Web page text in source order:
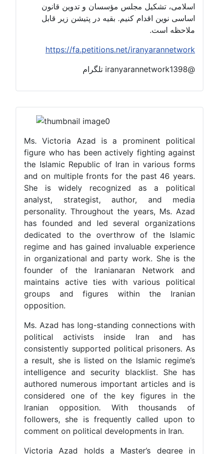
Ms. Victoria Azad is a
figure who has been actively
the Islamic Republic of Iran in
and on multiple fronts for the
She is widely recognized as
analyst, strategist, author,
personality. Throughout the
has founded and led several
dedicated to the overthrow of
regime and has gained invaluable
in organizational and party work.
founder of the Iranianaran
maintains active ties with
groups and figures within
Ms. Azad has long-standing
political activists inside Iran
consistently supported political
a result, she is listed on the
intelligence and security
authored numerous important
considered one of the key
Iranian opposition. With
followers, she is frequently
comment on political developments
Victoria Azad holds a Master’s
مجلس مؤسسان و تدوین قانون
کنیم. بقیه در پتیشن زیر قابل
https://fa.petitions.net/